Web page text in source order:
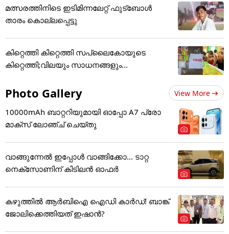
മത്സരത്തിനിടെ ഇടിമിന്നലേറ്റ് ഫുട്ബോൾ
താരം കൊല്ലപ്പെട്ടു
കിറ്റെത്തി കിറ്റെത്തി സപ്ലൈകോയുടെ
കിറ്റെത്തി;വിലയും സാധനങ്ങളും...
Photo Gallery View More
10000mAh ബാറ്ററിയുമായി ഓപ്പോ A7 പ്രോ
മാക്സ് ലോഞ്ച് ചെയ്തു
വാങ്ങുന്നേൽ ഇപ്പോൾ വാങ്ങിക്കോ... ടാറ്റ
നെക്സോണിന് കിടിലൻ ഓഫർ
കഴുത്തില്‍ ആര്‍ബിഐ ഐഡി കാര്‍ഡ്! ബാങ്ക്
ജോലിക്കെത്തിയത് ഇഷാന്‍?